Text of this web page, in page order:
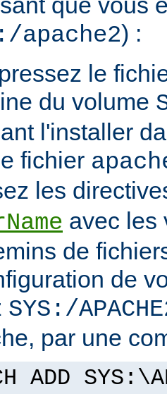
apache2) :
le
du volume
l'installer
fichier
les
avec les
de
de
SYS:/
par une
ADD